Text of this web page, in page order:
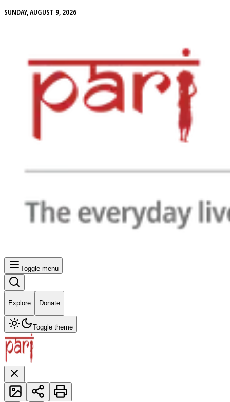
SUNDAY, AUGUST 9, 2026
Toggle menu
Explore Donate
Toggle theme